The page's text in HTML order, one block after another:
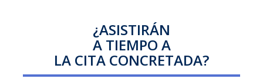
¿ASISTIRÁN
A TIEMPO A
LA CITA CONCRETADA?